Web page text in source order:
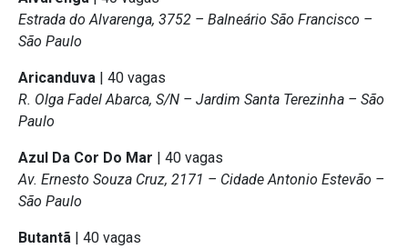
Estrada do Alvarenga, 3752 – Balneário São Francisco –
São Paulo
Aricanduva | 40 vagas
R. Olga Fadel Abarca, S/N – Jardim Santa Terezinha – São
Paulo
Azul Da Cor Do Mar | 40 vagas
Av. Ernesto Souza Cruz, 2171 – Cidade Antonio Estevão –
São Paulo
Butantã | 40 vagas